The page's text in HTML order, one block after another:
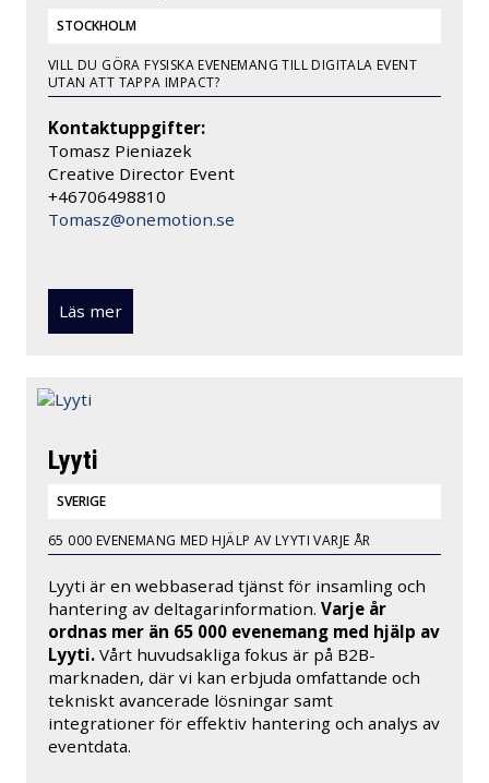
STOCKHOLM
VILL DU GÖRA FYSISKA EVENEMANG TILL DIGITALA EVENT
UTAN ATT TAPPA IMPACT?
Kontaktuppgifter:
Tomasz Pieniazek
Creative Director Event
+46706498810
Tomasz@onemotion.se
Läs mer
Lyyti
SVERIGE
65 000 EVENEMANG MED HJÄLP AV LYYTI VARJE ÅR
Lyyti är en webbaserad tjänst för insamling och
hantering av deltagarinformation. Varje år
ordnas mer än 65 000 evenemang med hjälp av
Lyyti. Vårt huvudsakliga fokus är på B2B-
marknaden, där vi kan erbjuda omfattande och
tekniskt avancerade lösningar samt
integrationer för effektiv hantering och analys av
eventdata.